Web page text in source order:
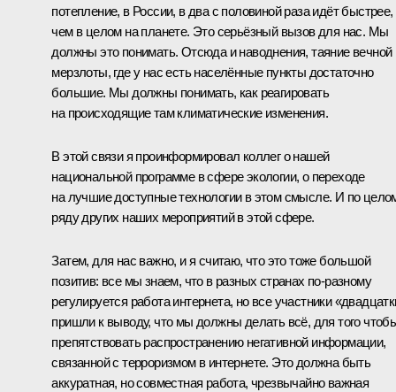
потепление, в России, в два с половиной раза идёт быстрее,
чем в целом на планете. Это серьёзный вызов для нас. Мы
должны это понимать. Отсюда и наводнения, таяние вечной
мерзлоты, где у нас есть населённые пункты достаточно
большие. Мы должны понимать, как реагировать
на происходящие там климатические изменения.
В этой связи я проинформировал коллег о нашей
национальной программе в сфере экологии, о переходе
на лучшие доступные технологии в этом смысле. И по
ряду других наших мероприятий в этой сфере.
Затем, для нас важно, и я считаю, что это тоже большой
позитив: все мы знаем, что в разных странах по‑разному
регулируется работа интернета, но все участники
пришли к выводу, что мы должны делать всё, для того
препятствовать распространению негативной информации,
связанной с терроризмом в интернете. Это должна быть
аккуратная, но совместная работа, чрезвычайно важная